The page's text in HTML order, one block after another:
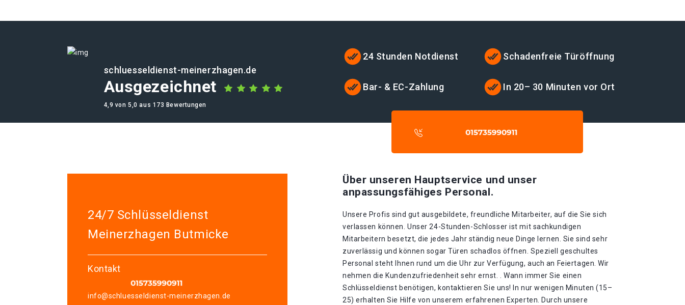
schluesseldienst-meinerzhagen.de
Ausgezeichnet
4,9 von 5,0 aus 173 Bewertungen
24 Stunden Notdienst Schadenfreie Türöffnung
Bar- & EC-Zahlung In 20– 30 Minuten vor Ort
24/7 Schlüsseldienst
Meinerzhagen Butmicke
Kontakt
info@schluesseldienst-meinerzhagen.de
Über unseren Hauptservice und unser
anpassungsfähiges Personal.
Unsere Profis sind gut ausgebildete, freundliche Mitarbeiter, auf die Sie sich
verlassen können. Unser 24-Stunden-Schlosser ist mit sachkundigen
Mitarbeitern besetzt, die jedes Jahr ständig neue Dinge lernen. Sie sind sehr
zuverlässig und können sogar Türen schadlos öffnen. Speziell geschultes
Personal steht Ihnen rund um die Uhr zur Verfügung, auch an Feiertagen. Wir
nehmen die Kundenzufriedenheit sehr ernst. . Wann immer Sie einen
Schlüsseldienst benötigen, kontaktieren Sie uns! In nur wenigen Minuten (15–
25) erhalten Sie Hilfe von unserem erfahrenen Experten. Durch unsere